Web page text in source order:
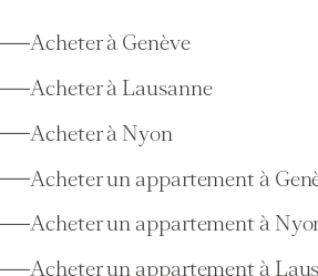
Acheter à Genève
Acheter à Lausanne
Acheter à Nyon
Acheter un appartement à
Acheter un appartement à
Acheter un appartement à